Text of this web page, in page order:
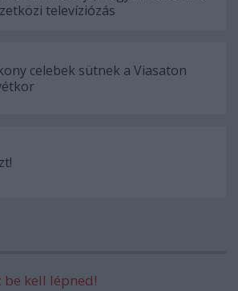
televíziózás
celebek sütnek a Viasaton
be kell lépned!